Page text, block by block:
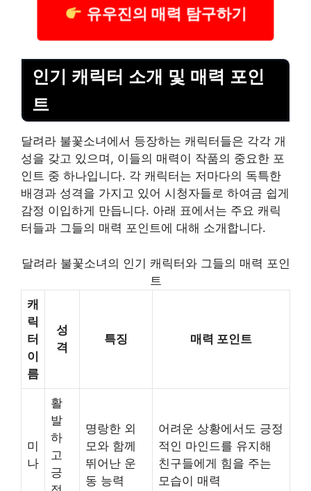
유우진의 매력 탐구하기
인기 캐릭터 소개 및 매력 포인
트
달려라 불꽃소녀에서 등장하는 캐릭터들은 각각 개
성을 갖고 있으며, 이들의 매력이 작품의 중요한 포
인트 중 하나입니다. 각 캐릭터는 저마다의 독특한
배경과 성격을 가지고 있어 시청자들로 하여금 쉽게
감정 이입하게 만듭니다. 아래 표에서는 주요 캐릭
터들과 그들의 매력 포인트에 대해 소개합니다.
달려라 불꽃소녀의 인기 캐릭터와 그들의 매력 포인
트
캐
릭
터
이
름
성
격
특징 매력 포인트
미
나
활
발
하
고
긍
명랑한 외
모와 함께
뛰어난 운
동 능력
어려운 상황에서도 긍정
적인 마인드를 유지해
친구들에게 힘을 주는
모습이 매력